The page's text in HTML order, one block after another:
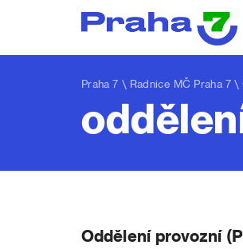
Praha 7 \ Radnice MČ Praha 7 \
Oddělení provozní